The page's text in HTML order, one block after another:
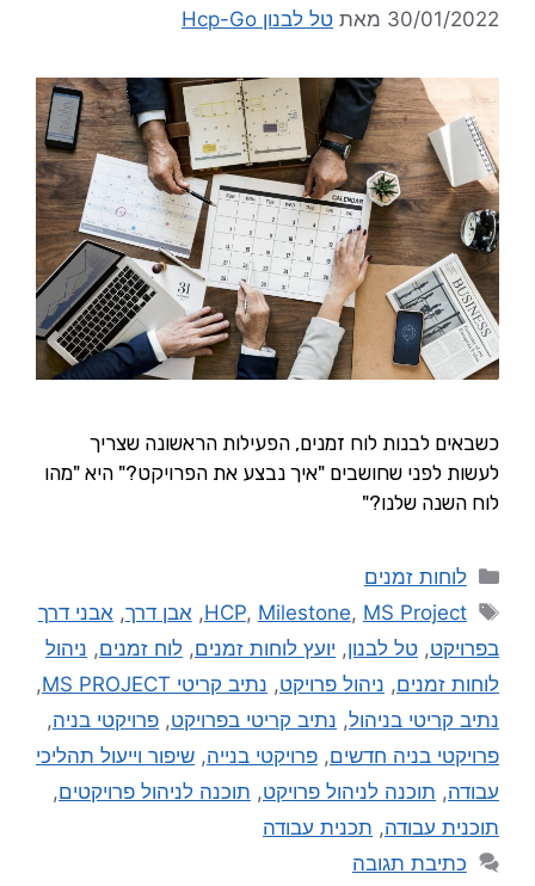
30/01/2022 מאת טל לבנון Hcp-Go
כשבאים לבנות לוח זמנים, הפעילות הראשונה שצריך
לעשות לפני שחושבים "איך נבצע את הפרויקט?" היא "מהו
לוח השנה שלנו?"
לוחות זמנים
HCP, Milestone, MS Project
, אבן דרך, אבני דרך
בפרויקט, טל לבנון, יועץ לוחות זמנים, לוח זמנים, ניהול
לוחות זמנים, ניהול פרויקט, נתיב קריטי MS PROJECT
,
נתיב קריטי בניהול, נתיב קריטי בפרויקט, פרויקטי בניה,
פרויקטי בניה חדשים, פרויקטי בנייה, שיפור וייעול תהליכי
עבודה, תוכנה לניהול פרויקט, תוכנה לניהול פרויקטים,
תוכנית עבודה, תכנית עבודה
כתיבת תגובה